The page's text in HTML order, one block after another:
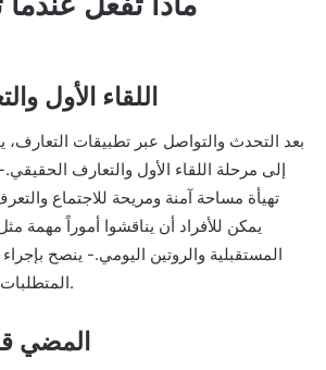
اللقاء الأول
إلى مرحلة اللقاء الأول والتعارف
تهيأة مساحة آمنة ومريحة للاجتماع
يمكن للأفراد أن يناقشوا أموراً مهمة
المستقبلية والروتين اليومي.- ينصح
المتطلبات والتوقعات من العلاقة.
المضي